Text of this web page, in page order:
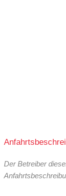
Der Betreiber